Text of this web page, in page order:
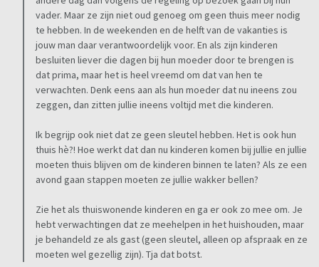
vader. Maar ze zijn niet oud genoeg om geen thuis meer nodig
te hebben. In de weekenden en de helft van de vakanties is
jouw man daar verantwoordelijk voor. En als zijn kinderen
besluiten liever die dagen bij hun moeder door te brengen is
dat prima, maar het is heel vreemd om dat van hen te
verwachten. Denk eens aan als hun moeder dat nu ineens zou
zeggen, dan zitten jullie ineens voltijd met die kinderen.
Ik begrijp ook niet dat ze geen sleutel hebben. Het is ook hun
thuis hè?! Hoe werkt dat dan nu kinderen komen bij jullie en jullie
moeten thuis blijven om de kinderen binnen te laten? Als ze een
avond gaan stappen moeten ze jullie wakker bellen?
Zie het als thuiswonende kinderen en ga er ook zo mee om. Je
hebt verwachtingen dat ze meehelpen in het huishouden, maar
je behandeld ze als gast (geen sleutel, alleen op afspraak en ze
moeten wel gezellig zijn). Tja dat botst.